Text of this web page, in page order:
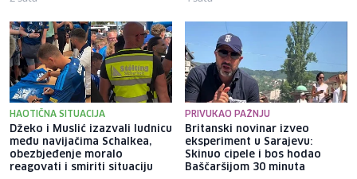
HAOTIČNA SITUACIJA
Džeko i Muslić izazvali ludnicu
među navijačima Schalkea,
obezbjeđenje moralo
reagovati i smiriti situaciju
PRIVUKAO PAŽNJU
Britanski novinar izveo
eksperiment u Sarajevu:
Skinuo cipele i bos hodao
Baščaršijom 30 minuta